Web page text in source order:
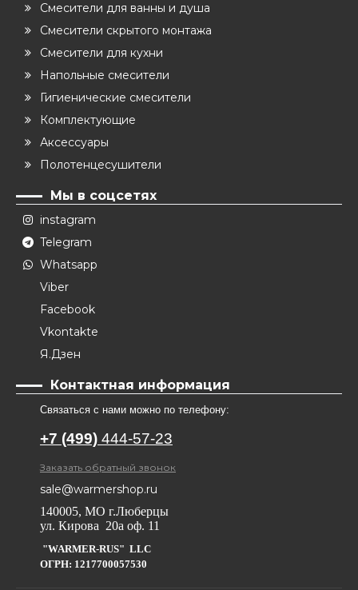
Смесители для ванны и душа
Смесители скрытого монтажа
Смесители для кухни
Напольные смесители
Гигиенические смесители
Комплектующие
Аксессуары
Полотенцесушители
Мы в соцсетях
instagram
Telegram
Whatsapp
Viber
Facebook
Vkontakte
Я.Дзен
Контактная информация
Связаться с нами можно по телефону:
+7 (499) 444-57-23
Заказать обратный звонок
sale@warmershop.ru
140005, МО г.Люберцы
ул. Кирова 20а оф. 11
"WARMER-RUS" LLC
ОГРН: 1217700057530